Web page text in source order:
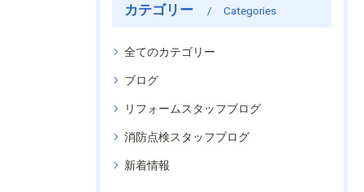
カテゴリー Categories
全てのカテゴリー
ブログ
リフォームスタッフブログ
消防点検スタッフブログ
新着情報